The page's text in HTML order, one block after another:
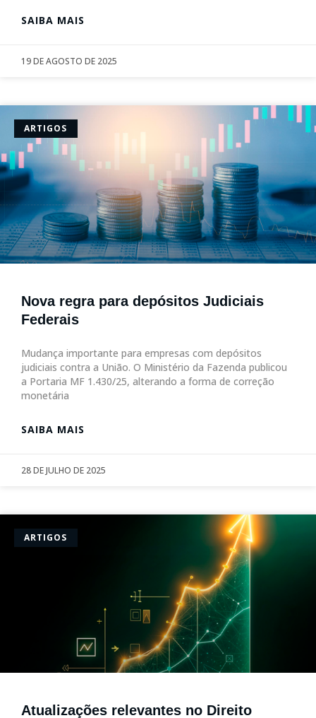
SAIBA MAIS
19 DE AGOSTO DE 2025
ARTIGOS
Nova regra para depósitos Judiciais
Federais
Mudança importante para empresas com depósitos
judiciais contra a União. O Ministério da Fazenda publicou
a Portaria MF 1.430/25, alterando a forma de correção
monetária
SAIBA MAIS
28 DE JULHO DE 2025
ARTIGOS
Atualizações relevantes no Direito